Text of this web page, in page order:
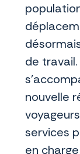
de
nouvelle
services
en